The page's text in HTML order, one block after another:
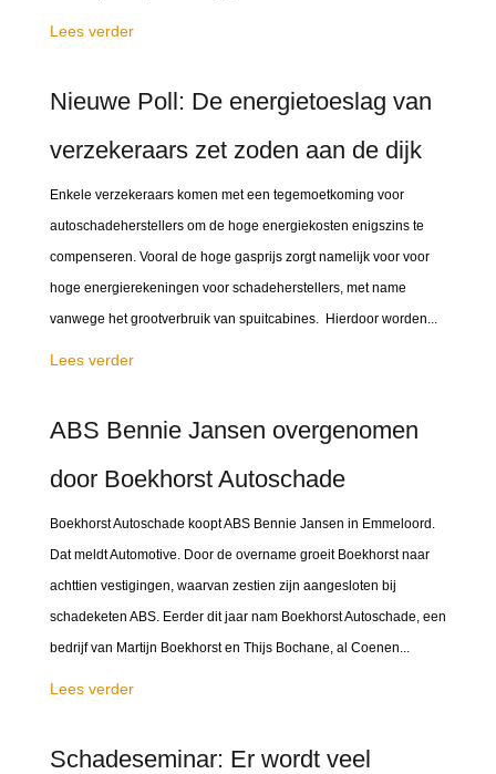
Lees verder
Nieuwe Poll: De energietoeslag van
verzekeraars zet zoden aan de dijk
Enkele verzekeraars komen met een tegemoetkoming voor
autoschadeherstellers om de hoge energiekosten enigszins te
compenseren. Vooral de hoge gasprijs zorgt namelijk voor voor
hoge energierekeningen voor schadeherstellers, met name
vanwege het grootverbruik van spuitcabines. Hierdoor worden...
Lees verder
ABS Bennie Jansen overgenomen
door Boekhorst Autoschade
Boekhorst Autoschade koopt ABS Bennie Jansen in Emmeloord.
Dat meldt Automotive. Door de overname groeit Boekhorst naar
achttien vestigingen, waarvan zestien zijn aangesloten bij
schadeketen ABS. Eerder dit jaar nam Boekhorst Autoschade, een
bedrijf van Martijn Boekhorst en Thijs Bochane, al Coenen...
Lees verder
Schadeseminar: Er wordt veel